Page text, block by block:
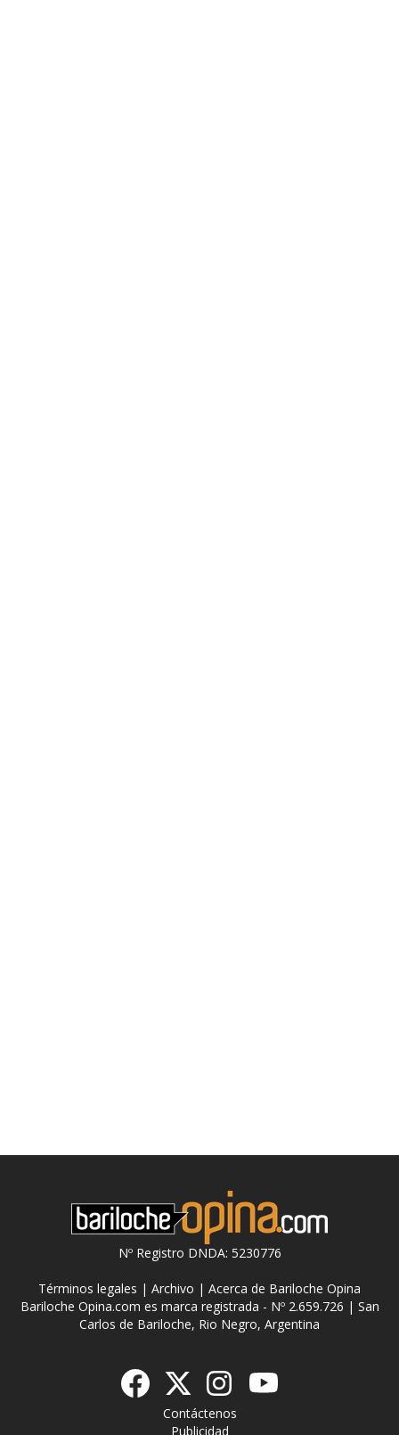
Nº Registro DNDA: 5230776
Términos legales | Archivo | Acerca de Bariloche Opina
Bariloche Opina.com es marca registrada - Nº 2.659.726 | San
Carlos de Bariloche, Rio Negro, Argentina
Contáctenos
Publicidad